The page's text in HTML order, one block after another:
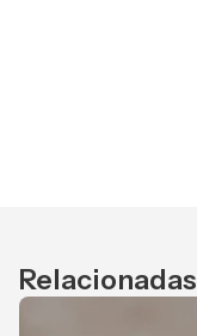
Relacionadas